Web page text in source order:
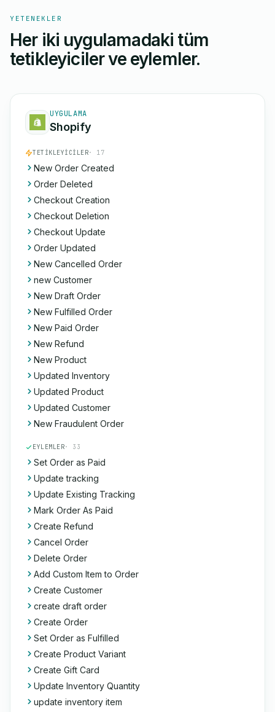
YETENEKLER
Her iki uygulamadaki tüm
tetikleyiciler ve eylemler.
UYGULAMA
Shopify
TETIKLEYICILER· 17
New Order Created
Order Deleted
Checkout Creation
Checkout Deletion
Checkout Update
Order Updated
New Cancelled Order
new Customer
New Draft Order
New Fulfilled Order
New Paid Order
New Refund
New Product
Updated Inventory
Updated Product
Updated Customer
New Fraudulent Order
EYLEMLER· 33
Set Order as Paid
Update tracking
Update Existing Tracking
Mark Order As Paid
Create Refund
Cancel Order
Delete Order
Add Custom Item to Order
Create Customer
create draft order
Create Order
Set Order as Fulfilled
Create Product Variant
Create Gift Card
Update Inventory Quantity
update inventory item